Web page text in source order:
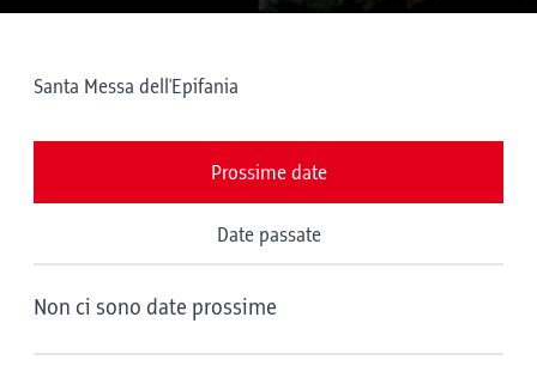
Santa Messa dell'Epifania
Prossime date
Date passate
Non ci sono date prossime